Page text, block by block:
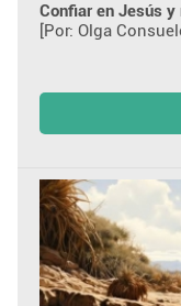
Confiar en Jesús
[Por: Olga